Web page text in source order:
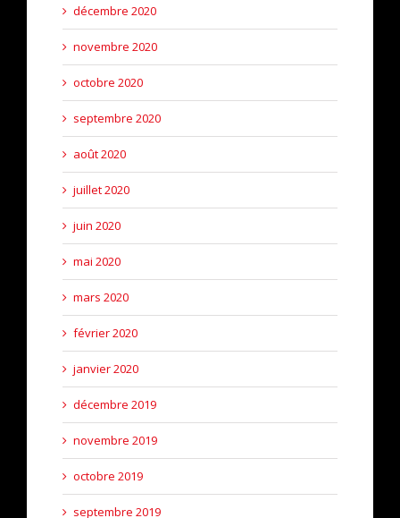
décembre 2020
novembre 2020
octobre 2020
septembre 2020
août 2020
juillet 2020
juin 2020
mai 2020
mars 2020
février 2020
janvier 2020
décembre 2019
novembre 2019
octobre 2019
septembre 2019